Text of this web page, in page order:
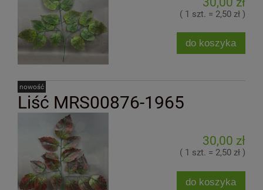
( 1 szt. = 2,50 zł )
do koszyka
Liść MRS00876-1965
30,00 zł
( 1 szt. = 2,50 zł )
do koszyka
nowość